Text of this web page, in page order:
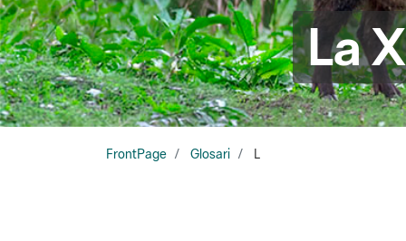
La
FrontPage Glosari L